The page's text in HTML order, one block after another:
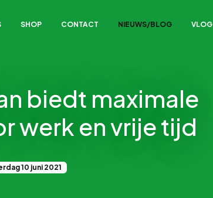
SHOP CONTACT NIEUWS/BLOG VLOG
biedt maximale
werk en vrije tijd
10 juni 2021